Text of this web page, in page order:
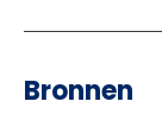
Bronnen